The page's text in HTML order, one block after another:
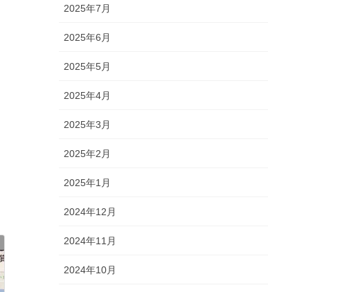
2025年7月
2025年6月
2025年5月
2025年4月
2025年3月
2025年2月
2025年1月
2024年12月
2024年11月
2024年10月